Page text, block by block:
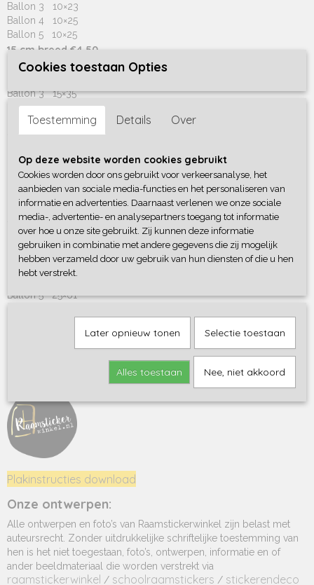
Ballon 3 10×23
Ballon 4 10×25
Ballon 5 10×25
15 cm breed €4,50
Ballon 1 15×37
Ballon 3 15×35
Ballon 4 15×37
Ballon 5 15×37
20 cm breed €6,50
Ballon 2 20×57
Ballon 3 20×46
Ballon 4 20×50
Ballon 5 20×49
25 cm breed €9,-
Ballon 1 25×62
Ballon 2 25×69
Ballon 3 25×57
Ballon 5 25×61
Onze mooie raamstickers worden gemaakt door
Plakinstructies download
Onze ontwerpen:
Alle ontwerpen en foto’s van Raamstickerwinkel zijn belast met
auteursrecht. Zonder uitdrukkelijke schriftelijke toestemming van
hen is het niet toegestaan, foto’s, ontwerpen, informatie en of
ander beeldmateriaal die worden verstrekt via
raamstickerwinkel / schoolraamstickers / stickerendeco
Cookies toestaan Opties
Toestemming Details Over
Op deze website worden cookies gebruikt
Cookies worden door ons gebruikt voor verkeersanalyse, het
aanbieden van sociale media-functies en het personaliseren van
informatie en advertenties. Daarnaast verlenen we onze sociale
media-, advertentie- en analysepartners toegang tot informatie
over hoe u onze site gebruikt. Zij kunnen deze informatie
gebruiken in combinatie met andere gegevens die zij mogelijk
hebben verzameld door uw gebruik van hun diensten of die u hen
hebt verstrekt.
Later opnieuw tonen Selectie toestaan
Alles toestaan Nee, niet akkoord